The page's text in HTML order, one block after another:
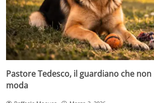
Pastore Tedesco, il guardiano che
moda